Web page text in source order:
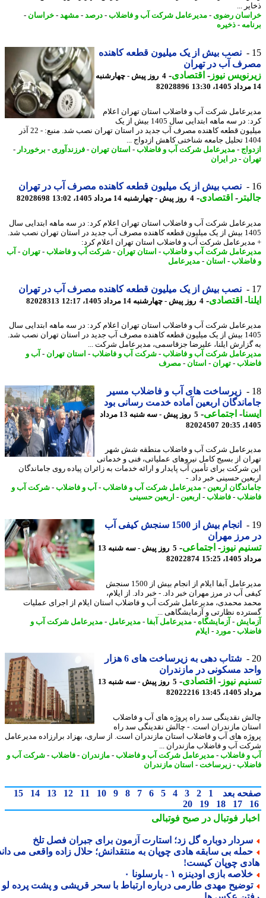
...
رضوی-مدیرعامل شرکت آب و فاضلاب-درصد-مشهد-خراسان-
-ذخیره
نصب بیش از یک میلیون قطعه کاهنده
آب در تهران
نیوز-اقتصادی- 4 روز پیش - چهارشنبه
82028896
شرکت آب و فاضلاب استان تهران اعلام
کرد: در سه ماهه ابتدایی سال 1405 بیش از یک
میلیون قطعه کاهنده مصرف آب جدید در استان تهران نصب شد. منبع: - 22 آذر
ازدواج ...
-مدیرعامل شرکت آب و فاضلاب-استان تهران- فرزندآوری - برخوردار-
- در ایران
نصب بیش از یک میلیون قطعه کاهنده مصرف آب در تهران
-اقتصادی-4 روز پیش - چهارشنبه 14 مرداد 1405، 13:02 82028698
شرکت آب و فاضلاب استان تهران اعلام کرد: در سه ماهه ابتدایی سال
1405 بیش از یک میلیون قطعه کاهنده مصرف آب جدید در استان تهران نصب شد.
شرکت آب و فاضلاب استان تهران اعلام کرد:
شرکت آب و فاضلاب-استان تهران- شرکت آب و فاضلاب-تهران-
آب
-استان-مدیرعامل
نصب بیش از یک میلیون قطعه کاهنده مصرف آب در تهران
-اقتصادی-4 روز پیش - چهارشنبه 14 مرداد 1405، 12:17 82028313
شرکت آب و فاضلاب استان تهران اعلام کرد: در سه ماهه ابتدایی سال
1405 بیش از یک میلیون قطعه کاهنده مصرف آب جدید در استان تهران نصب شد.
ایلنا، علیرضا جزقاسمی، مدیرعامل شرکت ...
شرکت آب و فاضلاب-شرکت آب و فاضلاب-استان تهران-
آب و
-تهران- استان-مصرف
زیرساخت های آب و فاضلاب مسیر
اربعین آماده خدمت رسانی بود
-اجتماعی-
5 روز پیش - سه شنبه 13 مرداد
82024507
شرکت آب و فاضلاب منطقه شش شهر
از بسیج کامل نیروهای عملیاتی، فنی و خدماتی
شرکت برای تأمین آب پایدار و ارائه خدمات به زائران پیاده روی جاماندگان
حسینی خبر داد. -
اربعین -مدیرعامل شرکت آب و فاضلاب-آب و فاضلاب-شرکت آب و
-فاضلاب-اربعین -اربعین حسینی
انجام بیش از 1500 سنجش کیفی آب
مرز مهران
نیوز-اجتماعی-
5 روز پیش - سه شنبه 13
15:25
82022874
مدیرعامل آبفا ایلام از انجام بیش از 1500 سنجش
آب در مرز مهران خبر داد. - خبر داد. از ایلام،
محمدی، مدیرعامل شرکت آب و فاضلاب استان ایلام از اجرای عملیات
نظارتی و آزمایشگاهی ...
-آزمایشگاه-مدیرعامل آبفا- مدیرعامل-مدیرعامل شرکت آب و
-مورد-ایلام
شتاب دهی به زیرساخت های 6 هزار
مسکونی در مازندران
نیوز-اقتصادی-
5 روز پیش - سه شنبه 13
13:45
82022216
نقدینگی سد راه پروژه های آب و فاضلاب
مازندران است. - چالش نقدینگی سد راه
های آب و فاضلاب استان مازندران است. از ساری، بهزاد برارزاده مدیرعامل
آب و فاضلاب مازندران ...
فاضلاب-مدیرعامل شرکت آب و فاضلاب-مازندران- فاضلاب-شرکت آب و
-زیرساخت-استان مازندران
بعد 1
2
3
4
5
6
7
8
9
10
11
12
13
14
15
17
18
19
20
فوتبال در صبح فوتبالی
دوباره گل زد؛ استارت آزمون برای جبران فصل تلخ
بی سابقه هادی چوپان به منتقدانش؛ حلال زاده واقعی می داند
چوپان کیست!
بازی اودینزه ۱ - بارسلونا ۰
مهدی طارمی درباره ارتباط با سحر قریشی و پشت پرده لو